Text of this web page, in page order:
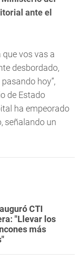
ante el
que vos vas a
desbordado,
hoy”,
de Estado
ha empeorado
señalando un
CTI
"Llevar los
más